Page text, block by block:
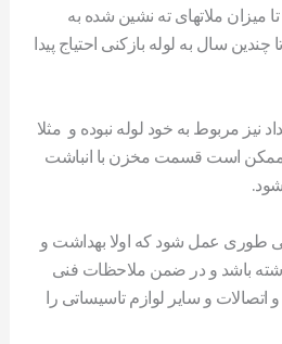
تا میزان ملاتهای ته نشین شده به
سال به لوله بازکنی احتیاج پیدا
نیز مربوط به خود لوله نبوده و مثلا
است قسمت مخزن با انباشت
طوری عمل شود که اولا بهداشت و
باشد و در ضمن ملاحظات فنی
اتصالات و سایر لوازم تاسیساتی را